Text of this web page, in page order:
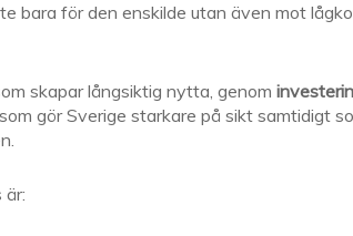
bara för den enskilde utan även mot
skapar långsiktig nytta, genom
gör Sverige starkare på sikt samtidigt